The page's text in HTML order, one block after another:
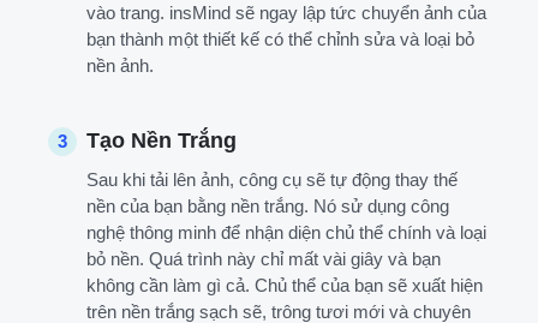
vào trang. insMind sẽ ngay lập tức chuyển ảnh của
bạn thành một thiết kế có thể chỉnh sửa và loại bỏ
nền ảnh.
3 Tạo Nền Trắng
Sau khi tải lên ảnh, công cụ sẽ tự động thay thế
nền của bạn bằng nền trắng. Nó sử dụng công
nghệ thông minh để nhận diện chủ thể chính và loại
bỏ nền. Quá trình này chỉ mất vài giây và bạn
không cần làm gì cả. Chủ thể của bạn sẽ xuất hiện
trên nền trắng sạch sẽ, trông tươi mới và chuyên